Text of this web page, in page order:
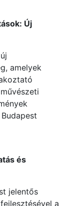
Új
amelyek
és
jelentős
a